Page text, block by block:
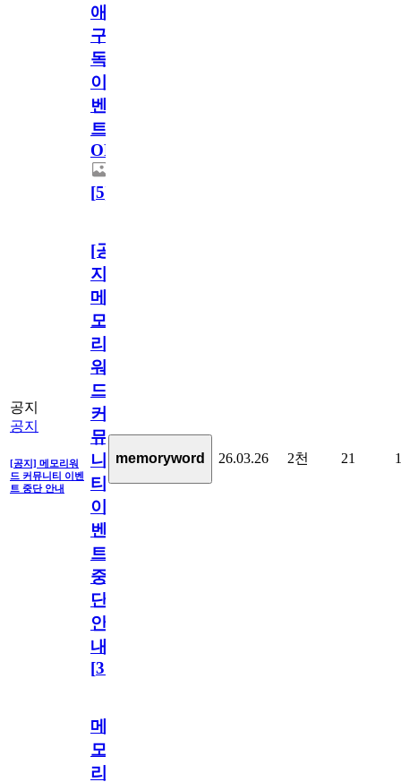
애
구
독
이
벤
트
OPEN!
[5]
공지
공지
[공지] 메모리워
드 커뮤니티 이벤
트 중단 안내
[공
지]
메
모
리
워
드
커
뮤
니
티
이
벤
트
중
단
안
내
[31
memoryword 26.03.26 2천 21 1
메
모
리